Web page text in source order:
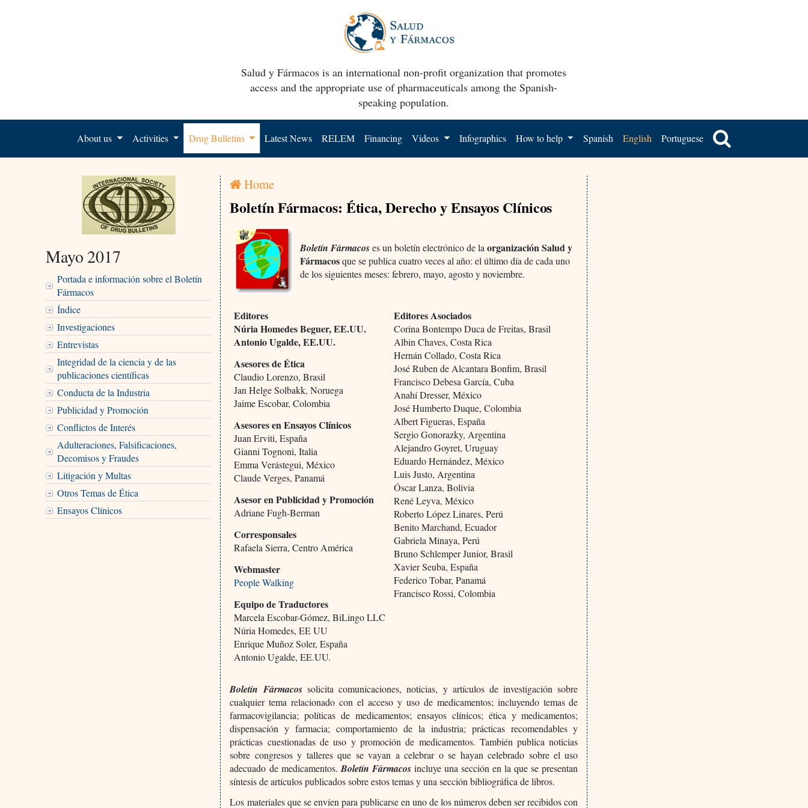
Salud y Fármacos is an international non-profit organization that promotes
access and the appropriate use of pharmaceuticals among the Spanish-
speaking population.
About us Activities Drug Bulletins Latest News RELEM Financing Videos Infographics How to help Spanish English Portuguese
Mayo 2017
Portada e información sobre el Boletín
Fármacos
Índice
Investigaciones
Entrevistas
Integridad de la ciencia y de las
publicaciones científicas
Conducta de la Industria
Publicidad y Promoción
Conflictos de Interés
Adulteraciones, Falsificaciones,
Decomisos y Fraudes
Litigación y Multas
Otros Temas de Ética
Ensayos Clínicos
Home
Boletín Fármacos: Ética, Derecho y Ensayos Clínicos
Boletín Fármacoses un boletín electrónico de laorganización Salud y
Fármacosque se publica cuatro veces al año: el último día de cada uno
de los siguientes meses: febrero, mayo, agosto y noviembre.
Editores
Núria Homedes Beguer, EE.UU.
Antonio Ugalde, EE.UU.
Asesores de Ética
Claudio Lorenzo, Brasil
Jan Helge Solbakk, Noruega
Jaime Escobar, Colombia
Asesores en Ensayos Clínicos
Juan Erviti, España
Gianni Tognoni, Italia
Emma Verástegui, México
Claude Verges, Panamá
Asesor en Publicidad y Promoción
Adriane Fugh-Berman
Corresponsales
Rafaela Sierra, Centro América
Webmaster
People Walking
Equipo de Traductores
Marcela Escobar-Gómez, BiLingo LLC
Núria Homedes, EE UU
Enrique Muñoz Soler, España
Antonio Ugalde, EE.UU.
Editores Asociados
Corina Bontempo Duca de Freitas, Brasil
Albin Chaves, Costa Rica
Hernán Collado, Costa Rica
José Ruben de Alcantara Bonfim, Brasil
Francisco Debesa García, Cuba
Anahí Dresser, México
José Humberto Duque, Colombia
Albert Figueras, España
Sergio Gonorazky, Argentina
Alejandro Goyret, Uruguay
Eduardo Hernández, México
Luis Justo, Argentina
Óscar Lanza, Bolivia
René Leyva, México
Roberto López Linares, Perú
Benito Marchand, Ecuador
Gabriela Minaya, Perú
Bruno Schlemper Junior, Brasil
Xavier Seuba, España
Federico Tobar, Panamá
Francisco Rossi, Colombia
Boletín Fármacossolicita comunicaciones, noticias, y artículos de investigación sobre
cualquier tema relacionado con el acceso y uso de medicamentos; incluyendo temas de
farmacovigilancia; políticas de medicamentos; ensayos clínicos; ética y medicamentos;
dispensación y farmacia; comportamiento de la industria; prácticas recomendables y
prácticas cuestionadas de uso y promoción de medicamentos. También publica noticias
sobre congresos y talleres que se vayan a celebrar o se hayan celebrado sobre el uso
adecuado de medicamentos. Boletín Fármacosincluye una sección en la que se presentan
síntesis de artículos publicados sobre estos temas y una sección bibliográfica de libros.
Los materiales que se envíen para publicarse en uno de los números deben ser recibidos con